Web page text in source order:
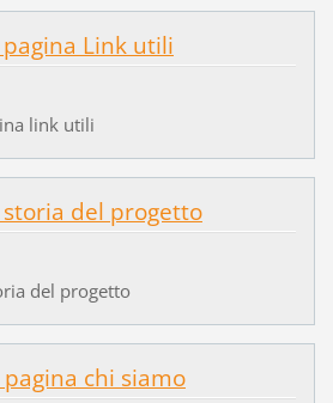
Link utili
link utili
del progetto
del progetto
chi siamo